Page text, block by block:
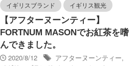
イギリスブランド イギリス観光
【アフターヌーンティー】
FORTNUM MASONでお紅茶を嗜
んできました。
2020/8/12
アフターヌーンティー,